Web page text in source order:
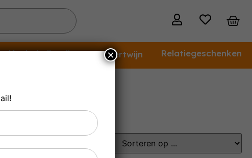
Alcoholvrije wijn Dessertwijn Relatiegeschenken
×